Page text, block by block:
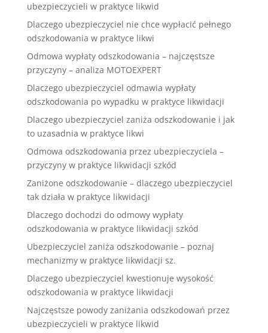
ubezpieczycieli w praktyce likwid
Dlaczego ubezpieczyciel nie chce wypłacić pełnego
odszkodowania w praktyce likwi
Odmowa wypłaty odszkodowania – najczęstsze
przyczyny – analiza MOTOEXPERT
Dlaczego ubezpieczyciel odmawia wypłaty
odszkodowania po wypadku w praktyce likwidacji
Dlaczego ubezpieczyciel zaniża odszkodowanie i jak
to uzasadnia w praktyce likwi
Odmowa odszkodowania przez ubezpieczyciela –
przyczyny w praktyce likwidacji szkód
Zaniżone odszkodowanie – dlaczego ubezpieczyciel
tak działa w praktyce likwidacji
Dlaczego dochodzi do odmowy wypłaty
odszkodowania w praktyce likwidacji szkód
Ubezpieczyciel zaniża odszkodowanie – poznaj
mechanizmy w praktyce likwidacji sz.
Dlaczego ubezpieczyciel kwestionuje wysokość
odszkodowania w praktyce likwidacji
Najczęstsze powody zaniżania odszkodowań przez
ubezpieczycieli w praktyce likwid